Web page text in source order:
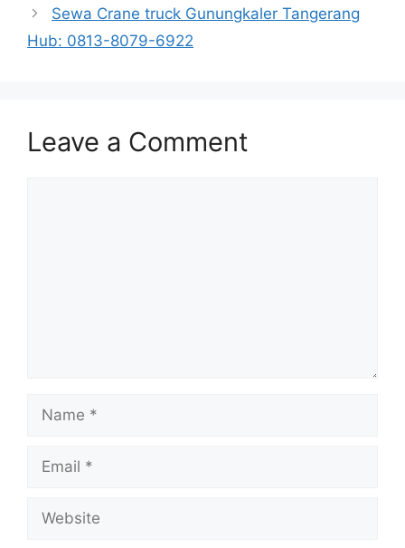
Sewa Crane truck Gunungkaler Tangerang
Hub: 0813-8079-6922
Leave a Comment